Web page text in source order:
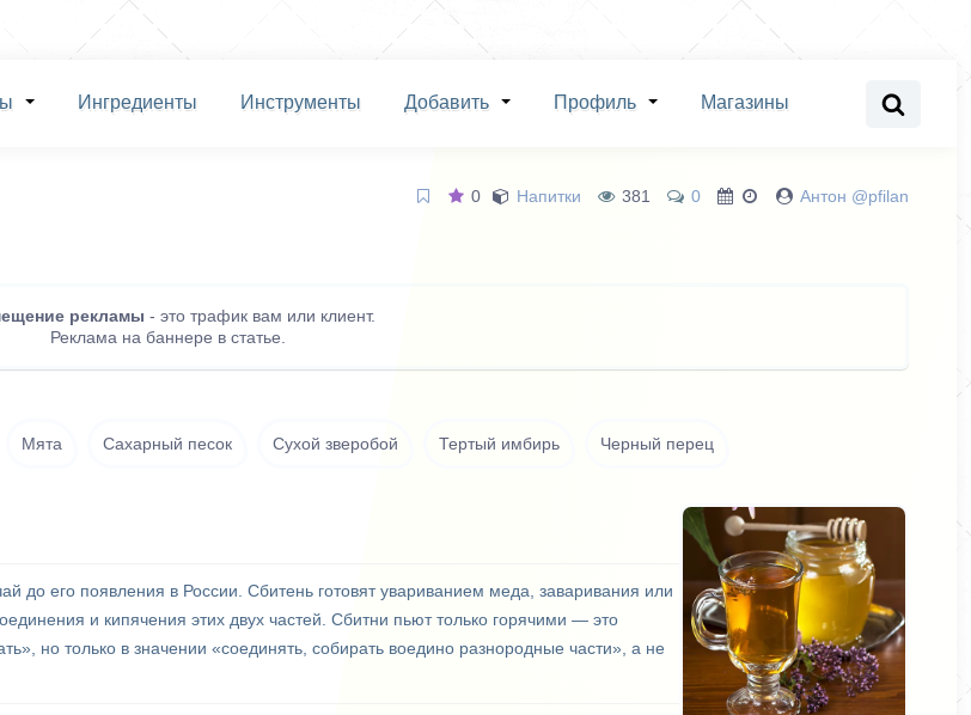
Ингредиенты Инструменты Добавить Профиль Магазины
0 Напитки 381 0 Антон @pfilan
рекламы - это трафик вам или клиент.
Реклама на баннере в статье.
Мята Сахарный песок Сухой зверобой Тертый имбирь Черный перец
до его появления в России. Сбитень готовят увариванием меда, заваривания или
и кипячения этих двух частей. Сбитни пьют только горячими — это
но только в значении «соединять, собирать воедино разнородные части», а не